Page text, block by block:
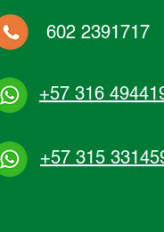
602 2391717
+57 316
+57 315